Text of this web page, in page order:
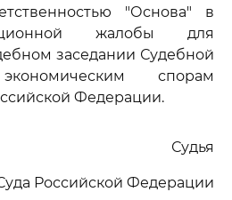
"Основа" в
жалобы для
заседании Судебной
спорам
Федерации.
Судья
Российской Федерации